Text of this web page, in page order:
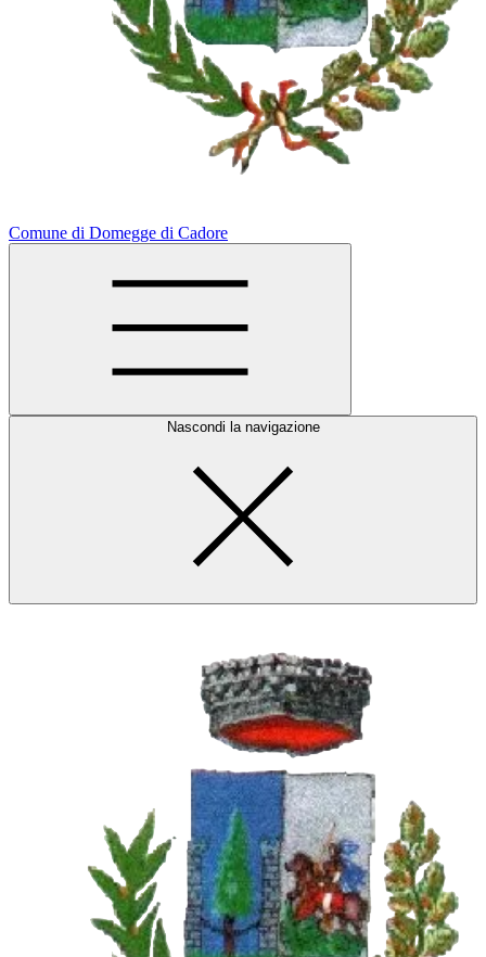
Comune di Domegge di Cadore
Nascondi la navigazione